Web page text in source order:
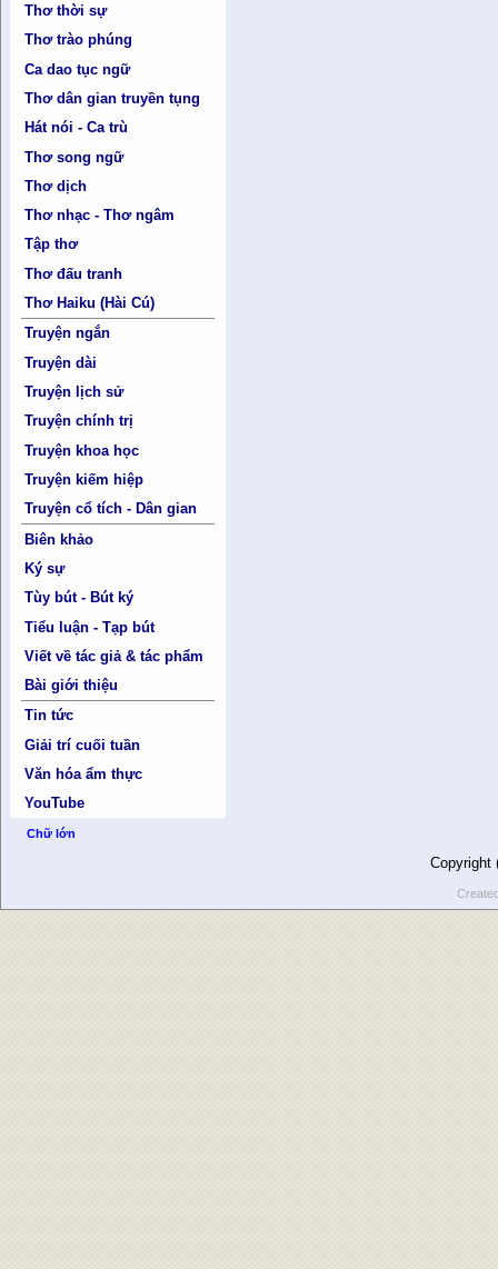
Thơ thời sự
Thơ trào phúng
Ca dao tục ngữ
Thơ dân gian truyền tụng
Hát nói - Ca trù
Thơ song ngữ
Thơ dịch
Thơ nhạc - Thơ ngâm
Tập thơ
Thơ đấu tranh
Thơ Haiku (Hài Cú)
Truyện ngắn
Truyện dài
Truyện lịch sử
Truyện chính trị
Truyện khoa học
Truyện kiếm hiệp
Truyện cổ tích - Dân gian
Biên khảo
Ký sự
Tùy bút - Bút ký
Tiểu luận - Tạp bút
Viết về tác giả & tác phẩm
Bài giới thiệu
Tin tức
Giải trí cuối tuần
Văn hóa ẩm thực
YouTube
Chữ lớn
Copyright